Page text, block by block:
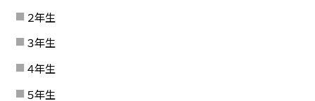
２年生
３年生
４年生
５年生